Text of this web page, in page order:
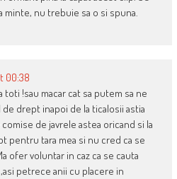
minte, nu trebuie sa o si spuna.
00:38
toti !sau macar cat sa putem sa ne
drept inapoi de la ticalosii astia
de javrele astea oricand si la
pentru tara mea si nu cred ca se
ofer voluntar in caz ca se cauta
petrece anii cu placere in